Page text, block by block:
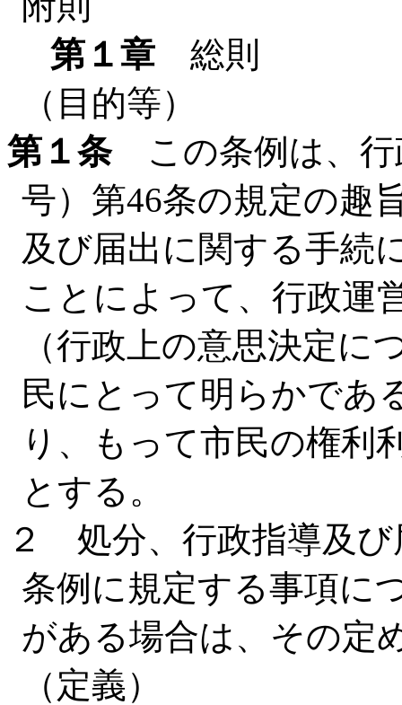
第１章 総則
（目的等）
第１条この条例は、行
号）第46条の規定の趣
及び届出に関する手続
ことによって、行政運
（行政上の意思決定に
民にとって明らかであ
り、もって市民の権利
とする。
２ 処分、行政指導及
条例に規定する事項に
がある場合は、その定
（定義）